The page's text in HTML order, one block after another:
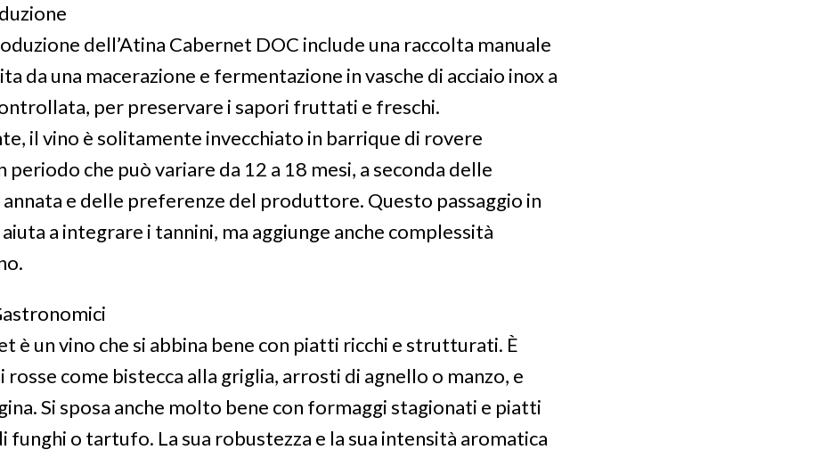
dell’Atina Cabernet DOC include una raccolta manuale
da una macerazione e fermentazione in vasche di acciaio inox a
per preservare i sapori fruttati e freschi.
il vino è solitamente invecchiato in barrique di rovere
periodo che può variare da 12 a 18 mesi, a seconda delle
e delle preferenze del produttore. Questo passaggio in
a integrare i tannini, ma aggiunge anche complessità
è un vino che si abbina bene con piatti ricchi e strutturati. È
rosse come bistecca alla griglia, arrosti di agnello o manzo, e
Si sposa anche molto bene con formaggi stagionati e piatti
funghi o tartufo. La sua robustezza e la sua intensità aromatica